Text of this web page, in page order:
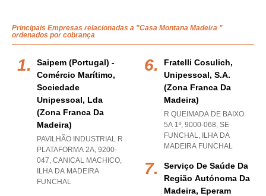
Principais Empresas relacionadas a "Casa Montana Madeira "
ordenados por cobrança
Saipem (portugal) -
Comércio Marítimo,
Sociedade
Unipessoal, Lda
(zona Franca Da
Madeira)
PAVILHÃO INDUSTRIAL R
PLATAFORMA 2A, 9200-
047, CANICAL MACHICO,
ILHA DA MADEIRA
FUNCHAL
Fratelli Cosulich,
Unipessoal, S.a.
(zona Franca Da
Madeira)
R QUEIMADA DE BAIXO
5A 1º, 9000-068, SE
FUNCHAL, ILHA DA
MADEIRA FUNCHAL
Serviço De Saúde Da
Região Autónoma Da
Madeira, Eperam